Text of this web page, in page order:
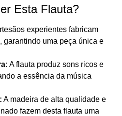
Esta Flauta?
experientes fabricam
garantindo uma peça única e
A flauta produz sons ricos e
a essência da música
A madeira de alta qualidade e
fazem desta flauta uma